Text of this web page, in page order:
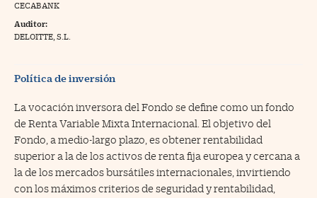
a Cinco Días
CECABANK
Auditor:
DELOITTE, S.L.
Política de inversión
La vocación inversora del Fondo se define como un fondo
de Renta Variable Mixta Internacional. El objetivo del
Fondo, a medio-largo plazo, es obtener rentabilidad
superior a la de los activos de renta fija europea y cercana a
la de los mercados bursátiles internacionales, invirtiendo
con los máximos criterios de seguridad y rentabilidad,